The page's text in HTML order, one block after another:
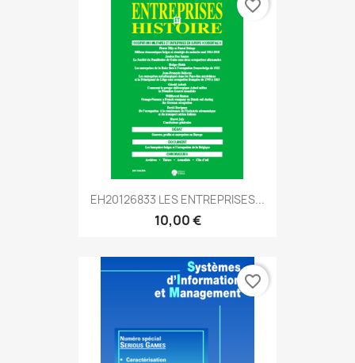
EH20126833 LES ENTREPRISES...
10,00 €
favorite_border
favorite_border